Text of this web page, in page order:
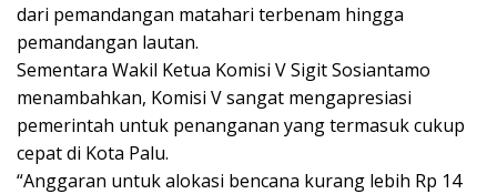
dari pemandangan matahari terbenam hingga
pemandangan lautan.
Sementara Wakil Ketua Komisi V Sigit Sosiantamo
menambahkan, Komisi V sangat mengapresiasi
pemerintah untuk penanganan yang termasuk cukup
cepat di Kota Palu.
“Anggaran untuk alokasi bencana kurang lebih Rp 14